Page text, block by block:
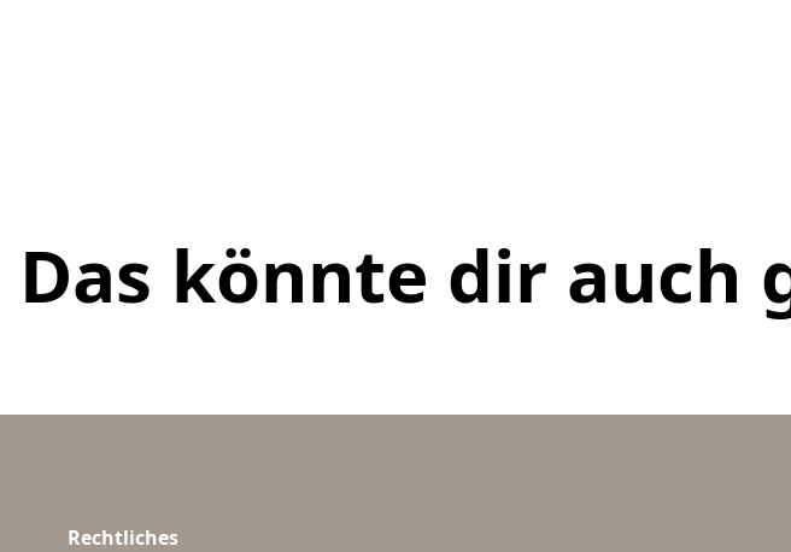
Das könnte dir auch
Rechtliches